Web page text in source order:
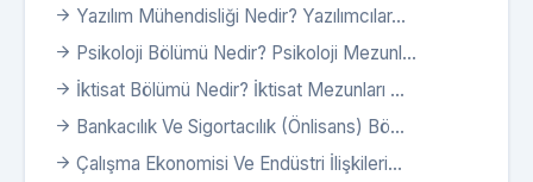
Yazılım Mühendisliği Nedir? Yazılımcılar...
Psikoloji Bölümü Nedir? Psikoloji Mezunl...
İktisat Bölümü Nedir? İktisat Mezunları ...
Bankacılık Ve Sigortacılık (Önlisans) Bö...
Çalışma Ekonomisi Ve Endüstri İlişkileri...